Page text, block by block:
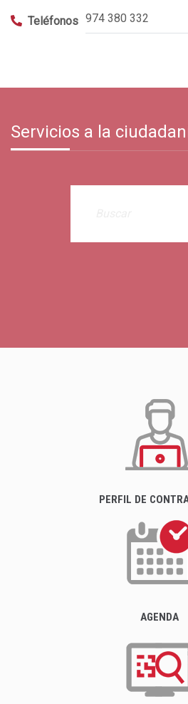
Teléfonos 974 380 332
Servicios a la
PERFIL DE
AGENDA